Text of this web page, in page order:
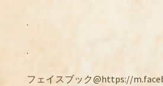
.
.
フェイスブック@https://